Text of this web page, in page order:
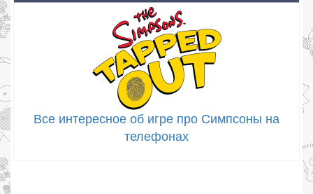
Все интересное об игре про Симпсоны на
телефонах